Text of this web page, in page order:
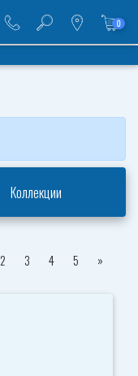
0
Коллекции
2 3 4 5 »